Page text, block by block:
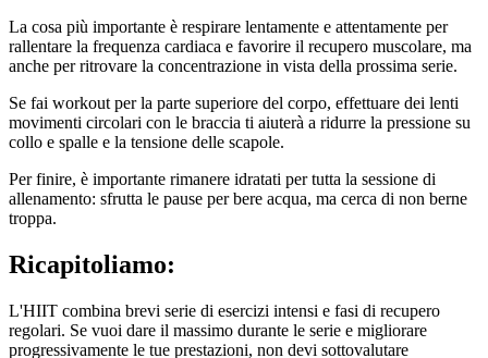
La cosa più importante è respirare lentamente e attentamente per
rallentare la frequenza cardiaca e favorire il recupero muscolare, ma
anche per ritrovare la concentrazione in vista della prossima serie.
Se fai workout per la parte superiore del corpo, effettuare dei lenti
movimenti circolari con le braccia ti aiuterà a ridurre la pressione su
collo e spalle e la tensione delle scapole.
Per finire, è importante rimanere idratati per tutta la sessione di
allenamento: sfrutta le pause per bere acqua, ma cerca di non berne
troppa.
Ricapitoliamo:
L'HIIT combina brevi serie di esercizi intensi e fasi di recupero
regolari. Se vuoi dare il massimo durante le serie e migliorare
progressivamente le tue prestazioni, non devi sottovalutare